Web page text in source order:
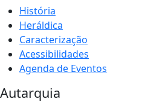
História
Heráldica
Caracterização
Acessibilidades
Agenda de Eventos
Autarquia